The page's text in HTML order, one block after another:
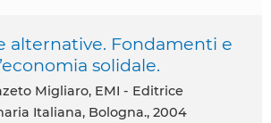
alternative. Fondamenti e
solidale.
Italiana, Bologna., 2004